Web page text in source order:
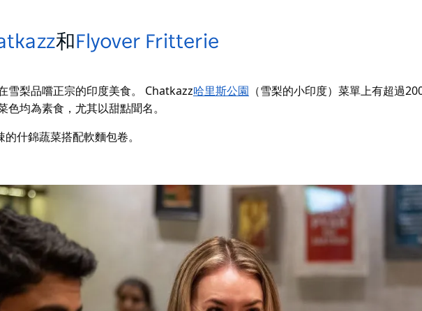
和 Flyover Fritterie
雪梨品嚐正宗的印度美食。 Chatkazz哈里斯公園 （雪梨的小印度）菜單上有超過
均為素食，尤其以甜點聞名。
什錦蔬菜搭配軟麵包卷。